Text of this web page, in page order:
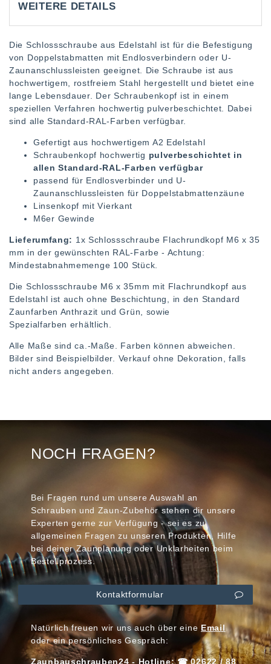
WEITERE DETAILS
Die Schlossschraube aus Edelstahl ist für die Befestigung
von Doppelstabmatten mit Endlosverbindern oder U-
Zaunanschlussleisten geeignet. Die Schraube ist aus
hochwertigem, rostfreiem Stahl hergestellt und bietet eine
lange Lebensdauer. Der Schraubenkopf ist in einem
speziellen Verfahren hochwertig pulverbeschichtet. Dabei
sind alle Standard-RAL-Farben verfügbar.
Gefertigt aus hochwertigem A2 Edelstahl
Schraubenkopf hochwertig pulverbeschichtet in
allen Standard-RAL-Farben verfügbar
passend für Endlosverbinder und U-
Zaunanschlussleisten für Doppelstabmattenzäune
Linsenkopf mit Vierkant
M6er Gewinde
Lieferumfang: 1x Schlossschraube Flachrundkopf M6 x 35
mm in der gewünschten RAL-Farbe - Achtung:
Mindestabnahmemenge 100 Stück.
Die Schlossschraube M6 x 35mm mit Flachrundkopf aus
Edelstahl ist auch ohne Beschichtung, in den Standard
Zaunfarben Anthrazit und Grün, sowie
Spezialfarben erhältlich.
Alle Maße sind ca.-Maße. Farben können abweichen.
Bilder sind Beispielbilder. Verkauf ohne Dekoration, falls
nicht anders angegeben.
NOCH FRAGEN?
Bei Fragen rund um unsere Auswahl an
Schrauben und Zaun-Zubehör stehen dir unsere
Experten gerne zur Verfügung - sei es zu
allgemeinen Fragen zu unseren Produkten, Hilfe
bei deiner Zaunplanung oder Unklarheiten beim
Bestellprozess.
Kontaktformular
Natürlich freuen wir uns auch über eineEmail
oder ein persönliches Gespräch:
Zaunbauschrauben24 - Hotline: ☎ 02622 / 88